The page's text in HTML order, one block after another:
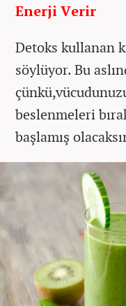
Enerji Verir
Detoks kullanan
söylüyor. Bu
beslenmeleri
başlamış